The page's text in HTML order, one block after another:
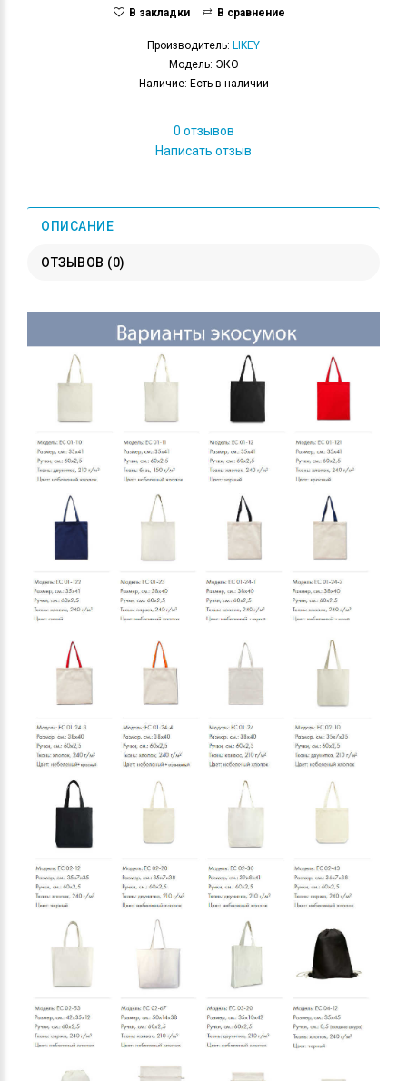
В закладки В сравнение
Производитель: LIKEY
Модель: ЭКО
Наличие: Есть в наличии
0 отзывов
Написать отзыв
ОПИСАНИЕ
ОТЗЫВОВ (0)